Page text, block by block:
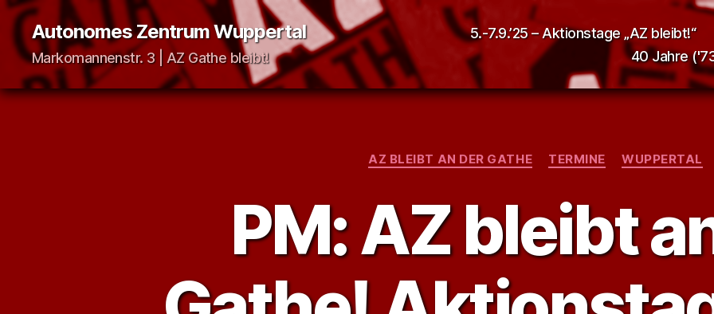
Autonomes Zentrum Wuppertal
Markomannenstr. 3 | AZ Gathe bleibt!
5.-7.9.’25 – Aktionstage „AZ bleibt!“
40 Jahre
Kategorien
AZ BLEIBT AN DER GATHE TERMINE WUPPERTAL
PM: AZ bleibt